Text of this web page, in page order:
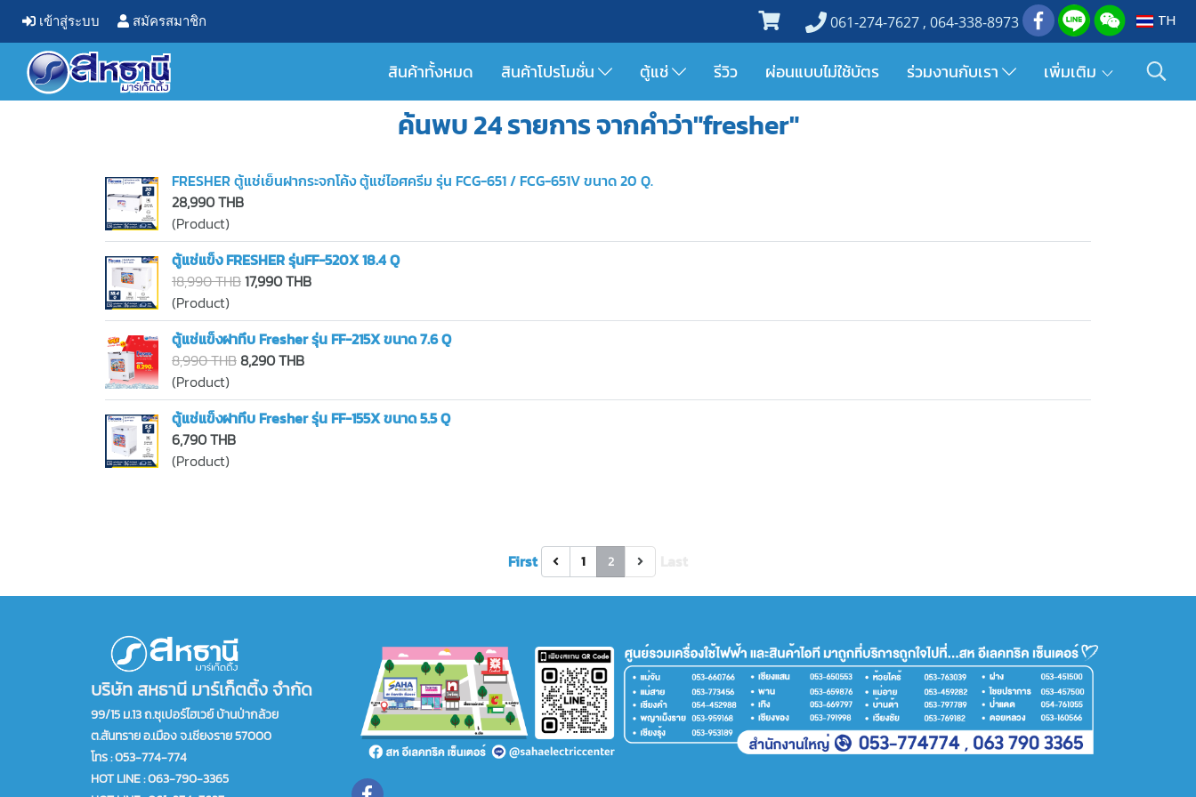
เข้าสู่ระบบ สมัครสมาชิก 061-274-7627 , 064-338-8973 TH
สินค้าทั้งหมด สินค้าโปรโมชั่น ตู้แช่ รีวิว ผ่อนแบบไม่ใช้บัตร ร่วมงานกับเรา เพิ่มเติม
ค้นพบ 24 รายการ จากคำว่า"fresher"
FRESHER ตู้แช่เย็นฝากระจกโค้ง ตู้แช่ไอศครีม รุ่น FCG-651 / FCG-651V ขนาด 20 Q.
28,990 THB
(Product)
ตู้แช่แข็ง FRESHER รุ่นFF-520X 18.4 Q
18,990 THB17,990 THB
(Product)
ตู้แช่แข็งฝาทึบ Fresher รุ่น FF-215X ขนาด 7.6 Q
8,990 THB8,290 THB
(Product)
ตู้แช่แข็งฝาทึบ Fresher รุ่น FF-155X ขนาด 5.5 Q
6,790 THB
(Product)
First 1 2
บริษัท สหธานี มาร์เก็ตติ้ง จำกัด
99/15 ม.13 ถ.ซุเปอร์ไฮเวย์ บ้านป่ากล้วย
ต.สันทราย อ.เมือง จ.เชียงราย 57000
โทร :053-774-774
HOT LINE : 063-790-3365